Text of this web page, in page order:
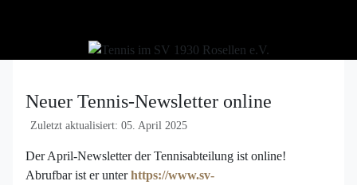
Neuer Tennis-Newsletter online
Zuletzt aktualisiert: 05. April 2025
Der April-Newsletter der Tennisabteilung ist online!
Abrufbar ist er unterhttps://www.sv-